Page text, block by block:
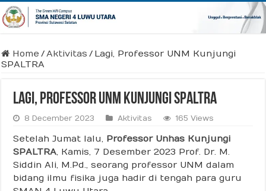
Home /Aktivitas / Lagi, Professor UNM Kunjungi
SPALTRA
Lagi, Professor UNM Kunjungi SPALTRA
8 December 2023 Aktivitas 165 Views
Setelah Jumat lalu, Professor Unhas Kunjungi
SPALTRA, Kamis, 7 Desember 2023 Prof. Dr. M.
Siddin Ali, M.Pd., seorang professor UNM dalam
bidang ilmu fisika juga hadir di tengah para guru